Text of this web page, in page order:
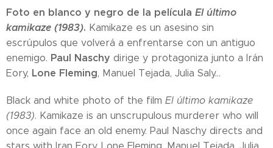
Foto en blanco y negro de la película El último
kamikaze (1983). Kamikaze es un asesino sin
escrúpulos que volverá a enfrentarse con un antiguo
enemigo. Paul Naschy dirige y protagoniza junto a Irán
Eory, Lone Fleming, Manuel Tejada, Julia Saly...
Black and white photo of the film El último kamikaze
(1983). Kamikaze is an unscrupulous murderer who will
once again face an old enemy. Paul Naschy directs and